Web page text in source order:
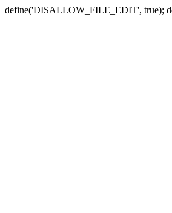
define('DISALLOW_FILE_EDIT', true);